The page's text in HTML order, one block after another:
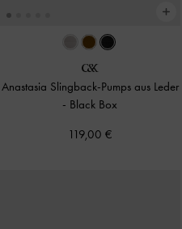
Anastasia Slingback-Pumps aus Leder
- Black Box
119,00 €